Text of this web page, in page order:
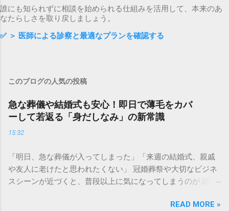
誰にも知られずに相談を始められる仕組みを活用して、本来のあ
なたらしさを取り戻しましょう。
✅ ＞ 医師による診察と最適なプランを確認する
このブログの人気の投稿
急な葬儀や結婚式も安心！即日で薄毛をカバ
ーして若返る「身だしなみ」の新常識
15:32
「明日、急な葬儀が入ってしまった」「来週の結婚式、親戚
や友人に老けたと思われたくない」 冠婚葬祭や大切なビジネ
スシーンが近づくと、普段以上に気になってしまうのが 頭頂
見てショックを受けたり、お辞儀をする瞬間に「頭を見られ
READ MORE »